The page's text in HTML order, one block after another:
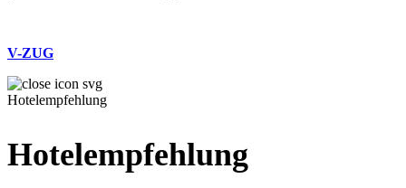
V-ZUG
Hotelempfehlung
Hotelempfehlung